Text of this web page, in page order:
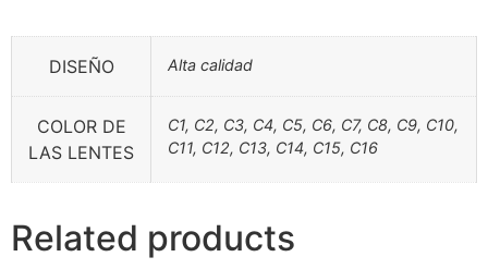
DISEÑO Alta calidad
COLOR DE
LAS LENTES
C1, C2, C3, C4, C5, C6, C7, C8, C9, C10,
C11, C12, C13, C14, C15, C16
Related products